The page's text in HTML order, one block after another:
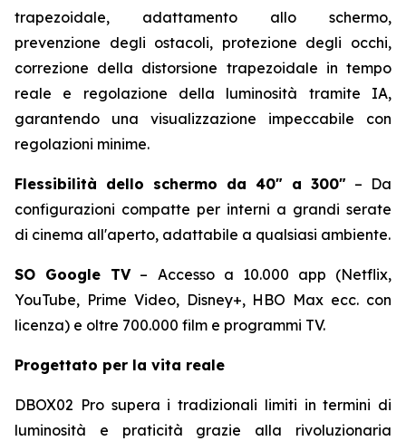
trapezoidale, adattamento allo schermo,
prevenzione degli ostacoli, protezione degli occhi,
correzione della distorsione trapezoidale in tempo
reale e regolazione della luminosità tramite IA,
garantendo una visualizzazione impeccabile con
regolazioni minime.
Flessibilità dello schermo da 40″ a 300″ – Da
configurazioni compatte per interni a grandi serate
di cinema all'aperto, adattabile a qualsiasi ambiente.
SO Google TV– Accesso a 10.000 app (Netflix,
YouTube, Prime Video, Disney+, HBO Max ecc. con
licenza) e oltre 700.000 film e programmi TV.
Progettato per la vita reale
DBOX02 Pro supera i tradizionali limiti in termini di
luminosità e praticità grazie alla rivoluzionaria